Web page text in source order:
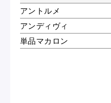
アントルメ
アンディヴィ
単品マカロン